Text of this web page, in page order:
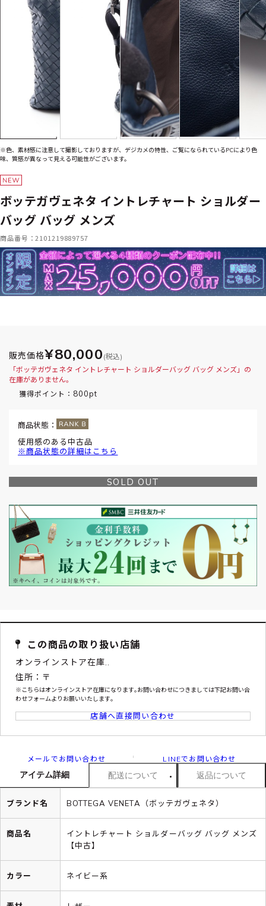
※色、素材感に注意して撮影しておりますが、デジカメの特性、ご覧になられているPCにより色
味、質感が異なって見える可能性がございます。
ボッテガヴェネタ イントレチャート ショルダー
バッグ バッグ メンズ
商品番号：2101219889757
販売価格¥80,000 (税込)
「ボッテガヴェネタ イントレチャート ショルダーバッグ バッグ メンズ」の
在庫がありません。
獲得ポイント： 800pt
商品状態：
使用感のある中古品
※商品状態の詳細はこちら
SOLD OUT
この商品の取り扱い店舗
オンラインストア在庫..
住所：〒
※こちらはオンラインストア在庫になります｡お問い合わせにつきましては下記お問い合
わせフォームよりお願いいたします｡
店舗へ直接問い合わせ
メールでお問い合わせ LINEでお問い合わせ
アイテム詳細 配送について 返品について
ブランド名 BOTTEGA VENETA（ボッテガヴェネタ）
商品名
イントレチャート ショルダーバッグ バッグ メンズ
【中古】
カラー ネイビー系